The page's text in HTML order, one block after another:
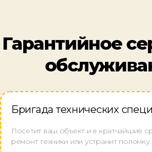
Гарантийное
Бригада технических
Посетит ваш объект и в кратчайшие
ремонт техники или устранит поломку.